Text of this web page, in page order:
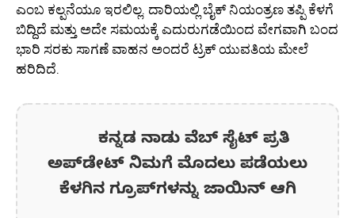
ಎಂಬ ಕಲ್ಪನೆಯೂ ಇರಲಿಲ್ಲ. ದಾರಿಯಲ್ಲಿ ಬೈಕ್ ನಿಯಂತ್ರಣ ತಪ್ಪಿ ಕೆಳಗೆ
ಬಿದ್ದಿದೆ ಮತ್ತು ಅದೇ ಸಮಯಕ್ಕೆ ಎದುರುಗಡೆಯಿಂದ ವೇಗವಾಗಿ ಬಂದ
ಭಾರಿ ಸರಕು ಸಾಗಣೆ ವಾಹನ ಅಂದರೆ ಟ್ರಕ್ ಯುವತಿಯ ಮೇಲೆ
ಹರಿದಿದೆ.
ಕನ್ನಡ ನಾಡು ವೆಬ್ ಸೈಟ್ ಪ್ರತಿ
ಅಪ್‌ಡೇಟ್‌ ನಿಮಗೆ ಮೊದಲು ಪಡೆಯಲು
ಕೆಳಗಿನ ಗ್ರೂಪ್‌ಗಳನ್ನು ಜಾಯಿನ್ ಆಗಿ